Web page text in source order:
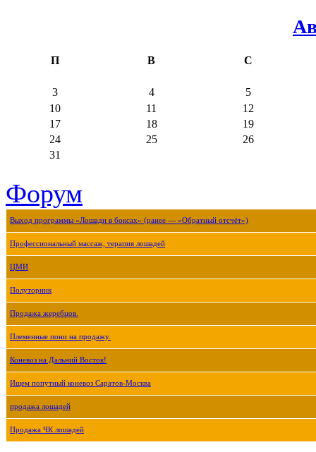
П В С
3 4
5
10
11
12
17
18
19
24
25
26
31
Форум
Выход программы «Лошади в боксах» (ранее — «Обратный отсчёт»)
Профессиональный массаж, терапия лошадей
ЦМИ
Полуторник
Продажа жеребцов.
Племенные пони на продажу.
Коневоз на Дальний Восток!
Ищем попутный коневоз Саратов-Москва
продажа лошадей
Продажа ЧК лошадей